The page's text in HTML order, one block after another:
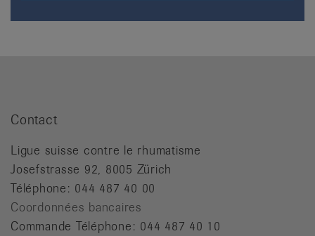
Contact
Ligue suisse contre le rhumatisme
Josefstrasse 92, 8005 Zürich
Téléphone: 044 487 40 00
Coordonnées bancaires
Commande Téléphone: 044 487 40 10